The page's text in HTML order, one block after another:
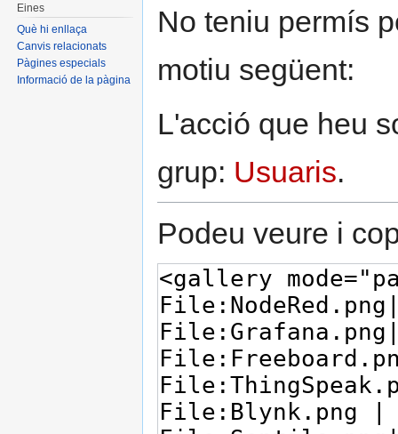
toto
No teniu permís
motiu següent:
L'acció que heu
grup: Usuaris.
Podeu veure i
Eines
Què hi enllaça
Canvis relacionats
Pàgines especials
Informació de la pàgina